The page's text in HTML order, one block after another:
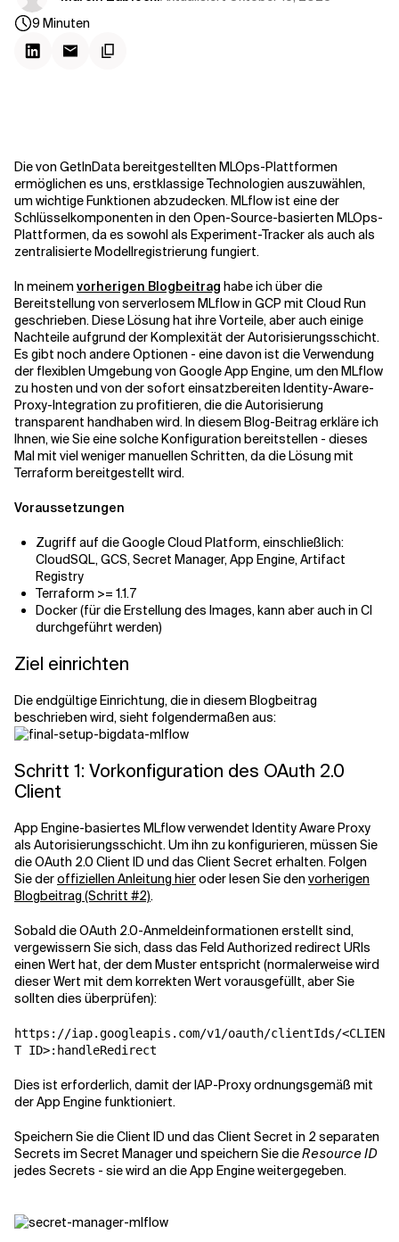
Verwandte Themen
9 Minuten
Die von GetInData bereitgestellten MLOps-Plattformen
ermöglichen es uns, erstklassige Technologien auszuwählen,
um wichtige Funktionen abzudecken. MLflow ist eine der
Schlüsselkomponenten in den Open-Source-basierten MLOps-
Plattformen, da es sowohl als Experiment-Tracker als auch als
zentralisierte Modellregistrierung fungiert.
In meinem vorherigen Blogbeitrag habe ich über die
Bereitstellung von serverlosem MLflow in GCP mit Cloud Run
geschrieben. Diese Lösung hat ihre Vorteile, aber auch einige
Nachteile aufgrund der Komplexität der Autorisierungsschicht.
Es gibt noch andere Optionen - eine davon ist die Verwendung
der flexiblen Umgebung von Google App Engine, um den MLflow
zu hosten und von der sofort einsatzbereiten Identity-Aware-
Proxy-Integration zu profitieren, die die Autorisierung
transparent handhaben wird. In diesem Blog-Beitrag erkläre ich
Ihnen, wie Sie eine solche Konfiguration bereitstellen - dieses
Mal mit viel weniger manuellen Schritten, da die Lösung mit
Terraform bereitgestellt wird.
Voraussetzungen
Zugriff auf die Google Cloud Platform, einschließlich:
CloudSQL, GCS, Secret Manager, App Engine, Artifact
Registry
Terraform >= 1.1.7
Docker (für die Erstellung des Images, kann aber auch in CI
durchgeführt werden)
Ziel einrichten
Die endgültige Einrichtung, die in diesem Blogbeitrag
beschrieben wird, sieht folgendermaßen aus:
Schritt 1: Vorkonfiguration des OAuth 2.0
Client
App Engine-basiertes MLflow verwendet Identity Aware Proxy
als Autorisierungsschicht. Um ihn zu konfigurieren, müssen Sie
die OAuth 2.0 Client ID und das Client Secret erhalten. Folgen
Sie deroffiziellen Anleitung hieroder lesen Sie den vorherigen
Blogbeitrag (Schritt #2).
Sobald die OAuth 2.0-Anmeldeinformationen erstellt sind,
vergewissern Sie sich, dass das Feld Authorized redirect URIs
einen Wert hat, der dem Muster entspricht (normalerweise wird
dieser Wert mit dem korrekten Wert vorausgefüllt, aber Sie
sollten dies überprüfen):
https://iap.googleapis.com/v1/oauth/clientIds/<CLIEN
T ID>:handleRedirect
Dies ist erforderlich, damit der IAP-Proxy ordnungsgemäß mit
der App Engine funktioniert.
Speichern Sie die Client ID und das Client Secret in 2 separaten
Secrets im Secret Manager und speichern Sie dieResource ID
jedes Secrets - sie wird an die App Engine weitergegeben.